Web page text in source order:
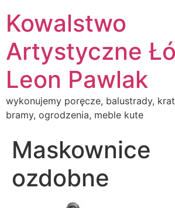
Kowalstwo
Artystyczne
Leon Pawlak
wykonujemy poręcze, balustrady,
bramy, ogrodzenia, meble kute
Maskownice
ozdobne